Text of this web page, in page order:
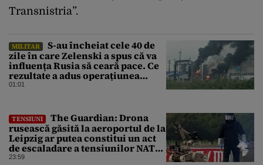
Transnistria”.
MILITAR
S-au încheiat cele 40 de
zile în care Zelenski a spus că va
influența Rusia să ceară pace. Ce
rezultate a adus operațiunea
Kievului
01:01
TENSIUNI
The Guardian: Drona
rusească găsită la aeroportul de la
Leipzig ar putea constitui un act
de escaladare a tensiunilor NATO-
Rusia
23:59